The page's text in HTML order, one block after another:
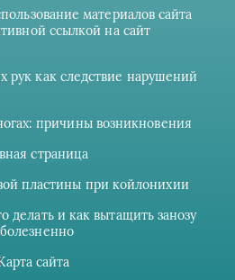
материалов сайта
ссылкой на сайт
рук как следствие нарушений
причины возникновения
страница
пластины при койлонихии
делать и как вытащить занозу
сайта